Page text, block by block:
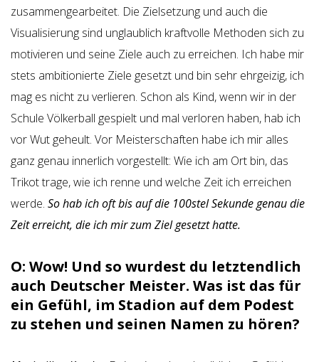
zusammengearbeitet. Die Zielsetzung und auch die
Visualisierung sind unglaublich kraftvolle Methoden sich zu
motivieren und seine Ziele auch zu erreichen. Ich habe mir
stets ambitionierte Ziele gesetzt und bin sehr ehrgeizig, ich
mag es nicht zu verlieren. Schon als Kind, wenn wir in der
Schule Völkerball gespielt und mal verloren haben, hab ich
vor Wut geheult. Vor Meisterschaften habe ich mir alles
ganz genau innerlich vorgestellt: Wie ich am Ort bin, das
Trikot trage, wie ich renne und welche Zeit ich erreichen
werde. So hab ich oft bis auf die 100stel Sekunde genau die
Zeit erreicht, die ich mir zum Ziel gesetzt hatte.
O: Wow! Und so wurdest du letztendlich
auch Deutscher Meister. Was ist das für
ein Gefühl, im Stadion auf dem Podest
zu stehen und seinen Namen zu hören?